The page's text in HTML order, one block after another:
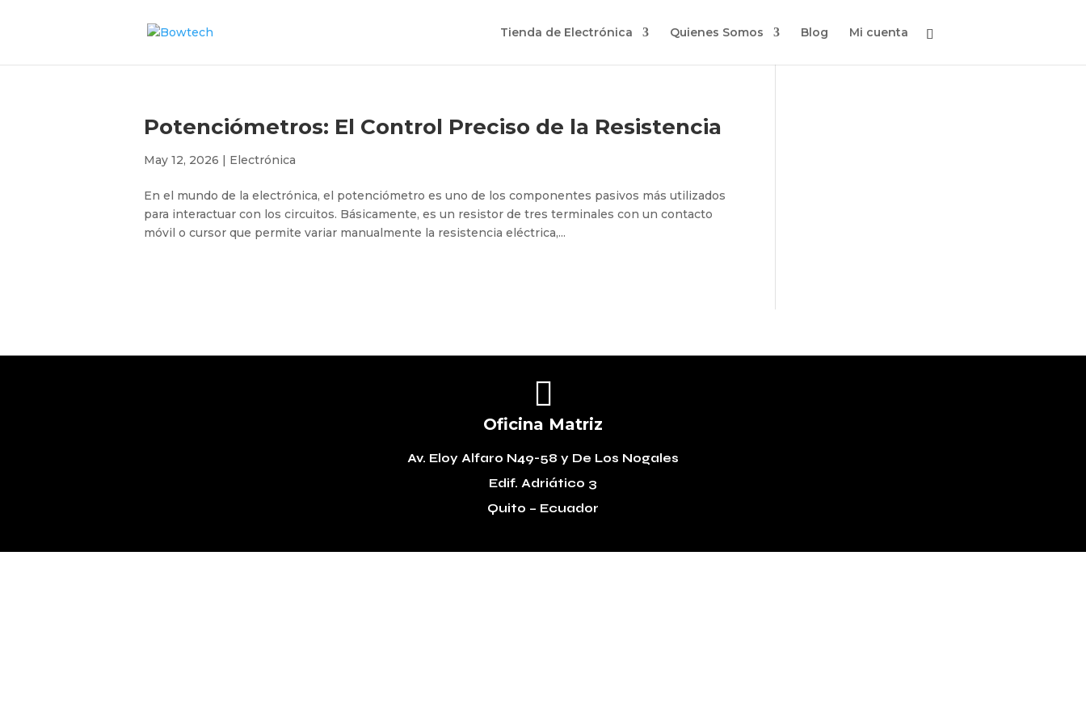
Tienda de Electrónica Quienes Somos Blog Mi cuenta
Potenciómetros: El Control Preciso de la Resistencia
May 12, 2026 | Electrónica
En el mundo de la electrónica, el potenciómetro es uno de los componentes pasivos más utilizados
para interactuar con los circuitos. Básicamente, es un resistor de tres terminales con un contacto
móvil o cursor que permite variar manualmente la resistencia eléctrica,...

Oficina Matriz
Av. Eloy Alfaro N49-58 y De Los Nogales
Edif. Adriático 3
Quito – Ecuador